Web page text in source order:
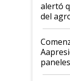
alertó
del
"No es
las
años"
todas